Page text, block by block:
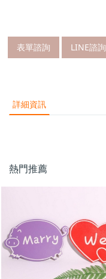
表單諮詢 LINE諮詢
詳細資訊
熱門推薦